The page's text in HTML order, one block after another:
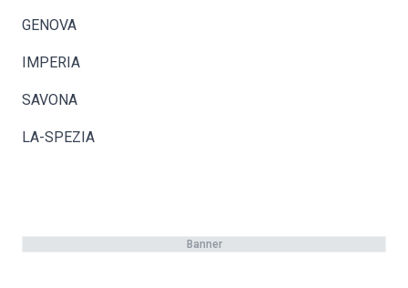
GENOVA
IMPERIA
SAVONA
LA-SPEZIA
Banner